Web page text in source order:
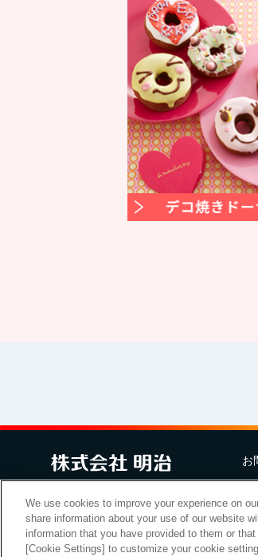
お
We use cookies to improve your experience on
share information about your use of our website
information that you have provided to them or
[Cookie Settings] to customize your cookie